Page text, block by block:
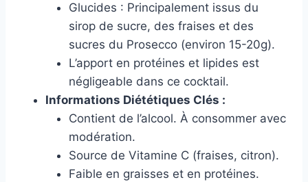
Glucides : Principalement issus du
sirop de sucre, des fraises et des
sucres du Prosecco (environ 15-20g).
L’apport en protéines et lipides est
négligeable dans ce cocktail.
Informations Diététiques Clés :
Contient de l’alcool. À consommer avec
modération.
Source de Vitamine C (fraises, citron).
Faible en graisses et en protéines.